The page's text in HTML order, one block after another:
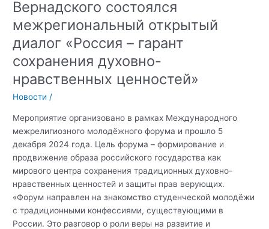
Вернадского состоялся
межрегиональный открытый
диалог «Россия – гарант
сохранения духовно-
нравственных ценностей»
Новости /
Мероприятие организовано в рамках Международного
межрелигиозного молодёжного форума и прошло 5
декабря 2024 года. Цель форума – формирование и
продвижение образа российского государства как
мирового центра сохранения традиционных духовно-
нравственных ценностей и защиты прав верующих.
«Форум направлен на знакомство студенческой молодёжи
с традиционными конфессиями, существующими в
России. Это разговор о роли веры на развитие и